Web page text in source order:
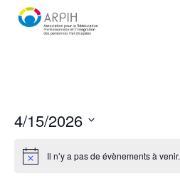
4/15/2026
une
Il n’y a pas de évènements à venir.